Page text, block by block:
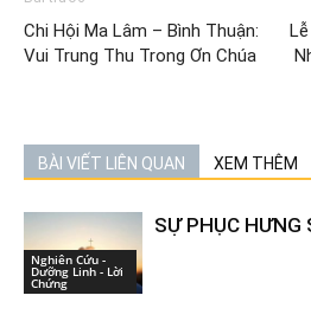
Chi Hội Ma Lâm – Bình Thuận:
Vui Trung Thu Trong Ơn Chúa
BÀI VIẾT LIÊN QUAN XEM THÊM
Nghiên Cứu -
Dưỡng Linh - Lời
Chứng
SỰ PHỤC HƯNG